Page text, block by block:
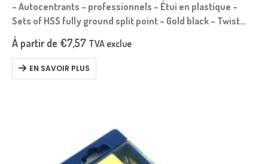
– Autocentrants – professionnels – Étui en plastique –
Sets of HSS fully ground split point – Gold black – Twist
drills in magazine sets and display – Diamètre 2,0…
À partir de €7,57 TVA exclue
EN SAVOIR PLUS